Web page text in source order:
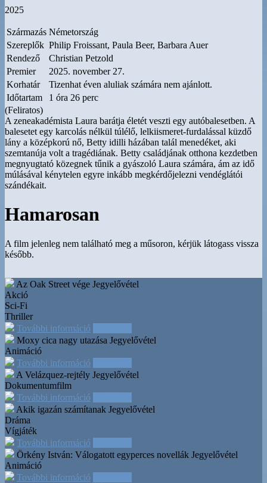
2025
Származás Németország
Szereplők Philip Froissant, Paula Beer, Barbara Auer
Rendező
Christian Petzold
Premier
2025. november 27.
Korhatár
Tizenhat éven aluliak számára nem ajánlott.
Időtartam
1 óra 26 perc
(Feliratos)
A zeneakadémista Laura barátja életét veszti egy autóbalesetben. A
balesetet egy karcolás nélkül túlélő, lelkiismeret-furdalással küzdő
lány a középkorú nő, Betty idilli házában talál menedéket, aki
szemtanúja volt a tragédiának. Betty családjának otthona kezdetben
megnyugtató közegnek tűnik a gyászoló Laura számára, ám az idő
múlásával kénytelen egyre inkább megkérdőjelezni vendéglátói
szándékait.
Hamarosan
A film jelenleg nem található meg a műsoron, kérjük látogass vissza
később.
Az Oak Street vége Jegyelővétel
Akció
Sci-Fi
Thriller
További információ
Moxy cica nagy utazása Jegyelővétel
Animáció
További információ
A Velázquez-rejtély Jegyelővétel
Dokumentumfilm
További információ
Akik igazán számítanak Jegyelővétel
Dráma
Vígjáték
További információ
Örkény István: Válogatott egyperces novellák Jegyelővétel
Animáció
További információ